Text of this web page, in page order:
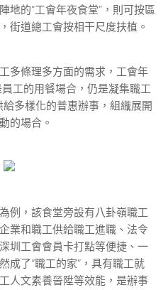
地的“工會年夜食堂”，則可按區
街道總工會按相干尺度扶植。
條理多方面的需求，工會年
工的用餐場合，仍是凝集職工
給多樣化的普惠辦事，組織展開
的場合。
，該食堂旁設有八卦嶺職工
業和職工供給職工進職、法令
圳工會會員卡打點等便捷、一
成了“職工的家”，具有職工就
人文素養晉陞等效能，是辦事